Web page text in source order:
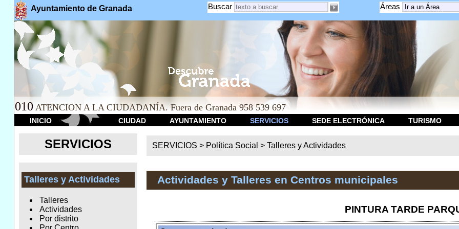
Ayuntamiento de Granada Áreas
Buscar
010 ATENCION A LA CIUDADANÍA. Fuera de Granada 958 539 697
INICIO CIUDAD AYUNTAMIENTO SERVICIOS SEDE ELECTRÓNICA TURISMO
SERVICIOS
Talleres y Actividades
Talleres
Actividades
Por distrito
SERVICIOS > Política Social >Talleres y Actividades
Actividades y Talleres en Centros municipales
PINTURA TARDE